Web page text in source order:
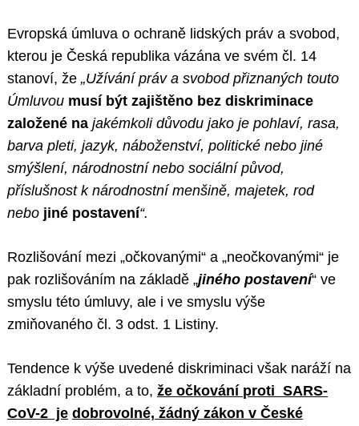
Evropská úmluva o ochraně lidských práv a svobod,
kterou je Česká republika vázána ve svém čl. 14
stanoví, že „Užívání práv a svobod přiznaných touto
Úmluvou musí být zajištěno bez diskriminace
založené na jakémkoli důvodu jako je pohlaví, rasa,
barva pleti, jazyk, náboženství, politické nebo jiné
smýšlení, národnostní nebo sociální původ,
příslušnost k národnostní menšině, majetek, rod
nebo jiné postavení“.
Rozlišování mezi „očkovanými“ a „neočkovanými“ je
pak rozlišováním na základě „jiného postavení“ ve
smyslu této úmluvy, ale i ve smyslu výše
zmiňovaného čl. 3 odst. 1 Listiny.
Tendence k výše uvedené diskriminaci však naráží na
základní problém, a to, že očkování proti SARS-
CoV-2 je dobrovolné, žádný zákon v České